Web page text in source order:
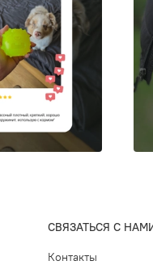
СВЯЗАТЬСЯ С
Контакты